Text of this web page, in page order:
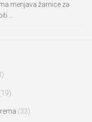
menjava žarnice za
…
(33)